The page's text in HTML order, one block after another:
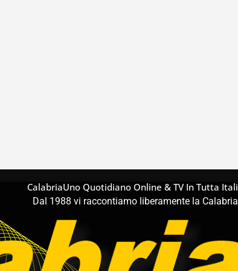
CalabriaUno Quotidiano Online & TV In Tutta
Dal 1988 vi raccontiamo liberamente la Calabria